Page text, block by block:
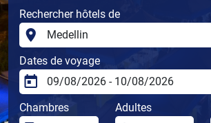
Rechercher hôtels de
Dates de voyage
Chambres Adultes